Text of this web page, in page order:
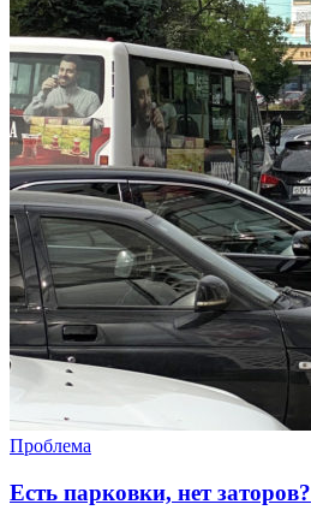
Проблема
Есть парковки, нет заторов?